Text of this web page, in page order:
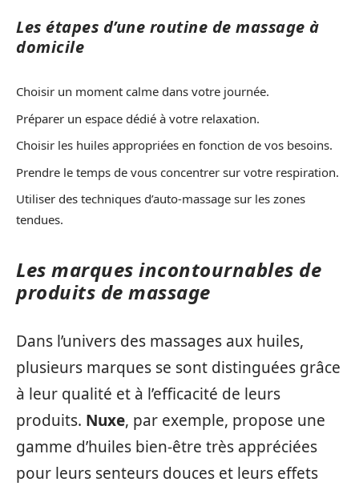
Les étapes d’une routine de massage à
domicile
Choisir un moment calme dans votre journée.
Préparer un espace dédié à votre relaxation.
Choisir les huiles appropriées en fonction de vos besoins.
Prendre le temps de vous concentrer sur votre respiration.
Utiliser des techniques d’auto-massage sur les zones
tendues.
Les marques incontournables de
produits de massage
Dans l’univers des massages aux huiles,
plusieurs marques se sont distinguées grâce
à leur qualité et à l’efficacité de leurs
produits. Nuxe, par exemple, propose une
gamme d’huiles bien-être très appréciées
pour leurs senteurs douces et leurs effets